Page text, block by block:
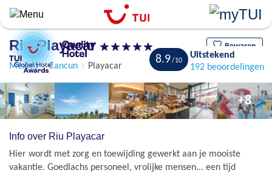
Overslaan
en
naar
algemene
inhoud
gaan
Riu Playacar Bewaren
Mexico Cancun Playacar
8.9
Uitstekend
192 beoordelingen
+8
Info over Riu Playacar
Hier wordt met zorg en toewijding gewerkt aan je mooiste
vakantie. Goedlachs personeel, vrolijke mensen... een tijd